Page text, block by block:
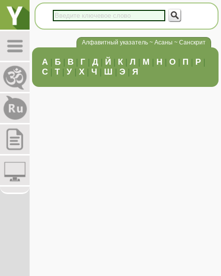
Алфавитный указатель ~ Асаны ~ Санскрит
А | Б | В | Г | Д | Й | К | Л | М | Н | О | П | Р |
С | Т| У | Х | Ч | Ш | Э | Я